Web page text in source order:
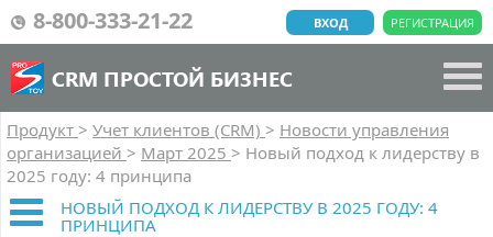
8-800-333-21-22 РЕГИСТРАЦИЯ
ВХОД
CRM ПРОСТОЙ БИЗНЕС
Продукт > Учет клиентов (CRM) > Новости управления
организацией > Март 2025 > Новый подход к лидерству в
2025 году: 4 принципа
НОВЫЙ ПОДХОД К ЛИДЕРСТВУ В 2025 ГОДУ: 4
ПРИНЦИПА